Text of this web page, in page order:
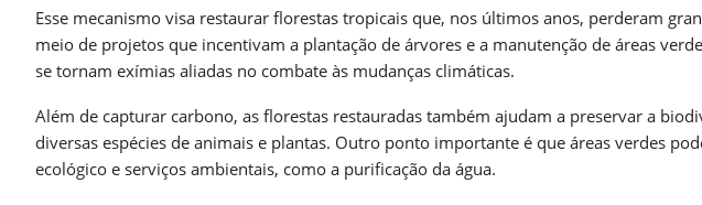
Esse mecanismo visa restaurar florestas tropicais que, nos últimos anos, perderam
meio de projetos que incentivam a plantação de árvores e a manutenção de áreas
se tornam exímias aliadas no combate às mudanças climáticas.
Além de capturar carbono, as florestas restauradas também ajudam a preservar a
diversas espécies de animais e plantas. Outro ponto importante é que áreas verdes
ecológico e serviços ambientais, como a purificação da água.